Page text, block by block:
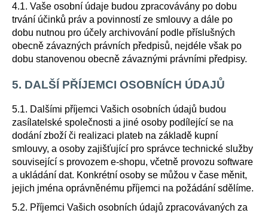
4.1. Vaše osobní údaje budou zpracovávány po dobu
trvání účinků práv a povinností ze smlouvy a dále po
dobu nutnou pro účely archivování podle příslušných
obecně závazných právních předpisů, nejdéle však po
dobu stanovenou obecně závaznými právními předpisy.
5. DALŠÍ PŘÍJEMCI OSOBNÍCH ÚDAJŮ
5.1. Dalšími příjemci Vašich osobních údajů budou
zasílatelské společnosti a jiné osoby podílející se na
dodání zboží či realizaci plateb na základě kupní
smlouvy, a osoby zajišťující pro správce technické služby
související s provozem e-shopu, včetně provozu software
a ukládání dat. Konkrétní osoby se můžou v čase měnit,
jejich jména oprávněnému příjemci na požádání sdělíme.
5.2. Příjemci Vašich osobních údajů zpracovávaných za